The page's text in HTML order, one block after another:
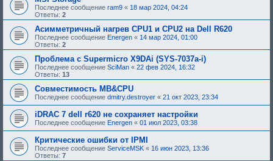
Последнее сообщение ram9 « 18 мар 2024, 04:24
Ответы: 2
Асимметричный нагрев CPU1 и CPU2 на Dell R620
Последнее сообщение Energen « 14 мар 2024, 01:00
Ответы: 2
Проблема с Supermicro X9DAi (SYS-7037a-i)
Последнее сообщение SciMan « 22 фев 2024, 16:32
Ответы: 13
Совместимость MB&CPU
Последнее сообщение dmitry.destroyer « 21 окт 2023, 23:34
iDRAC 7 dell r620 не сохраняет настройки
Последнее сообщение Energen « 01 июл 2023, 03:38
Критические ошибки от IPMI
Последнее сообщение ServiceMSK « 16 июн 2023, 13:36
Ответы: 7